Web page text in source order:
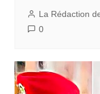
La Rédaction
0